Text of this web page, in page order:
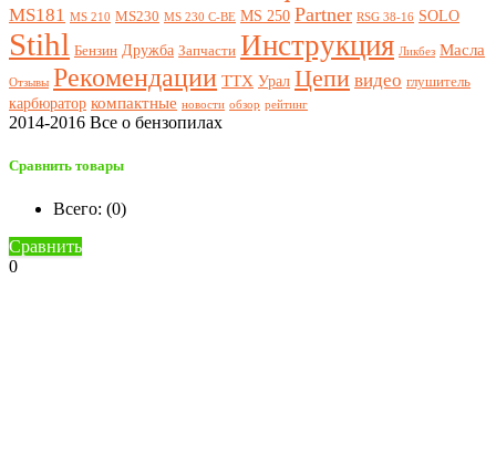
MS181 MS 210 MS230 MS 230 C-BE MS 250 Partner RSG 38-16 SOLO
Stihl Бензин Дружба Запчасти Инструкция Ликбез Масла
Отзывы Рекомендации ТТХ Урал Цепи видео глушитель
карбюратор компактные новости обзор рейтинг
2014-2016 Все о бензопилах
Сравнить товары
Всего: (0)
Сравнить
0